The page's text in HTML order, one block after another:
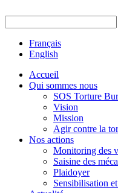
Français
English
Accueil
Qui sommes nous
SOS Torture
Vision
Mission
Agir contre la
Nos actions
Monitoring des
Saisine des
Plaidoyer
Sensibilisation